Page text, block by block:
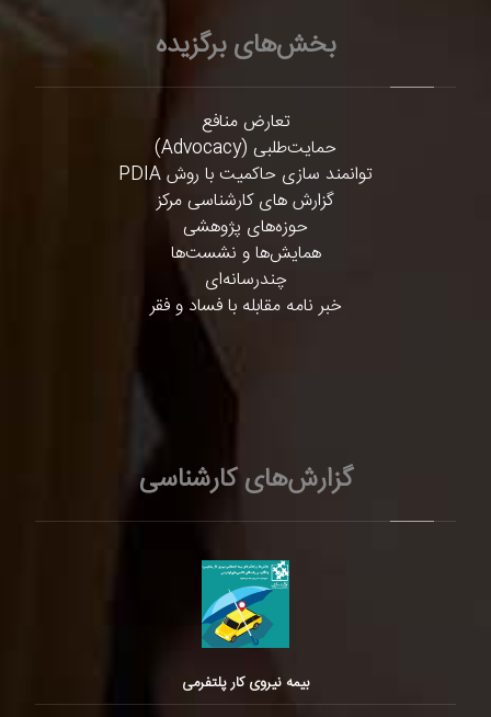
بخش‌های برگزیده
تعارض منافع
حمایت‌طلبی (Advocacy)
توانمند سازی حاکمیت با روش PDIA
گزارش های کارشناسی مرکز
حوزه‌های پژوهشی
همایش‌ها و نشست‌ها
چندرسانه‌ای
خبر نامه مقابله با فساد و فقر
گزارش‌های کارشناسی
بیمه نیروی کار پلتفرمی